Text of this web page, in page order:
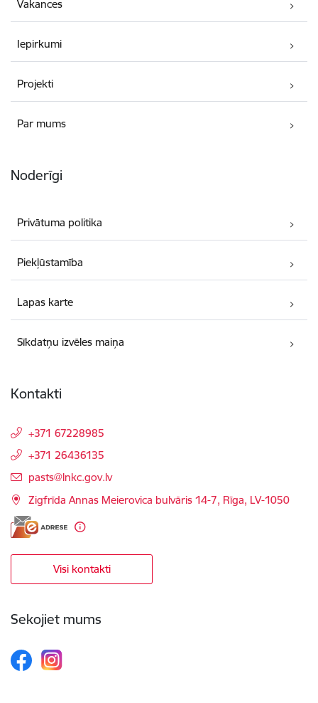
Vakances
Iepirkumi
Projekti
Par mums
Noderīgi
Privātuma politika
Piekļūstamība
Lapas karte
Sīkdatņu izvēles maiņa
Kontakti
+371 67228985
+371 26436135
E-pasts:
pasts@lnkc.gov.lv
Zigfrīda Annas Meierovica bulvāris 14-7, Rīga, LV-1050
Visi kontakti
Sekojiet mums